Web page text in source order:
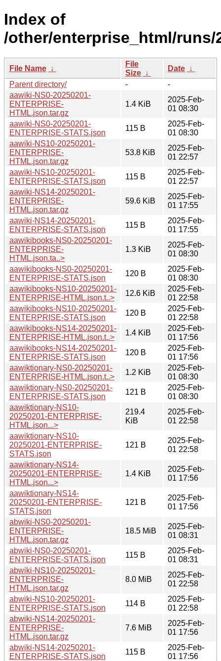
Index of
/other/enterprise_html/runs/
File Name ↓
File
Size ↓
Date ↓
Parent directory/
-
-
aawiki-NS0-20250201-
ENTERPRISE-
HTML.json.tar.gz
1.4 KiB
2025-Feb-
01 08:30
aawiki-NS0-20250201-
ENTERPRISE-STATS.json
115 B
2025-Feb-
01 08:30
aawiki-NS10-20250201-
ENTERPRISE-
HTML.json.tar.gz
53.8 KiB
2025-Feb-
01 22:57
aawiki-NS10-20250201-
ENTERPRISE-STATS.json
115 B
2025-Feb-
01 22:57
aawiki-NS14-20250201-
ENTERPRISE-
HTML.json.tar.gz
59.6 KiB
2025-Feb-
01 17:55
aawiki-NS14-20250201-
ENTERPRISE-STATS.json
115 B
2025-Feb-
01 17:55
aawikibooks-NS0-20250201-
ENTERPRISE-
HTML.json.ta..>
1.3 KiB
2025-Feb-
01 08:30
aawikibooks-NS0-20250201-
ENTERPRISE-STATS.json
120 B
2025-Feb-
01 08:30
aawikibooks-NS10-20250201-
ENTERPRISE-HTML.json.t..>
12.6 KiB
2025-Feb-
01 22:58
aawikibooks-NS10-20250201-
ENTERPRISE-STATS.json
120 B
2025-Feb-
01 22:58
aawikibooks-NS14-20250201-
ENTERPRISE-HTML.json.t..>
1.4 KiB
2025-Feb-
01 17:56
aawikibooks-NS14-20250201-
ENTERPRISE-STATS.json
120 B
2025-Feb-
01 17:56
aawiktionary-NS0-20250201-
ENTERPRISE-HTML.json.t..>
1.2 KiB
2025-Feb-
01 08:30
aawiktionary-NS0-20250201-
ENTERPRISE-STATS.json
121 B
2025-Feb-
01 08:30
aawiktionary-NS10-
20250201-ENTERPRISE-
HTML.json...>
219.4
KiB
2025-Feb-
01 22:58
aawiktionary-NS10-
20250201-ENTERPRISE-
STATS.json
121 B
2025-Feb-
01 22:58
aawiktionary-NS14-
20250201-ENTERPRISE-
HTML.json...>
1.4 KiB
2025-Feb-
01 17:56
aawiktionary-NS14-
20250201-ENTERPRISE-
STATS.json
121 B
2025-Feb-
01 17:56
abwiki-NS0-20250201-
ENTERPRISE-
HTML.json.tar.gz
18.5 MiB
2025-Feb-
01 08:31
abwiki-NS0-20250201-
ENTERPRISE-STATS.json
115 B
2025-Feb-
01 08:31
abwiki-NS10-20250201-
ENTERPRISE-
HTML.json.tar.gz
8.0 MiB
2025-Feb-
01 22:58
abwiki-NS10-20250201-
ENTERPRISE-STATS.json
114 B
2025-Feb-
01 22:58
abwiki-NS14-20250201-
ENTERPRISE-
HTML.json.tar.gz
7.6 MiB
2025-Feb-
01 17:56
abwiki-NS14-20250201-
ENTERPRISE-STATS.json
115 B
2025-Feb-
01 17:56